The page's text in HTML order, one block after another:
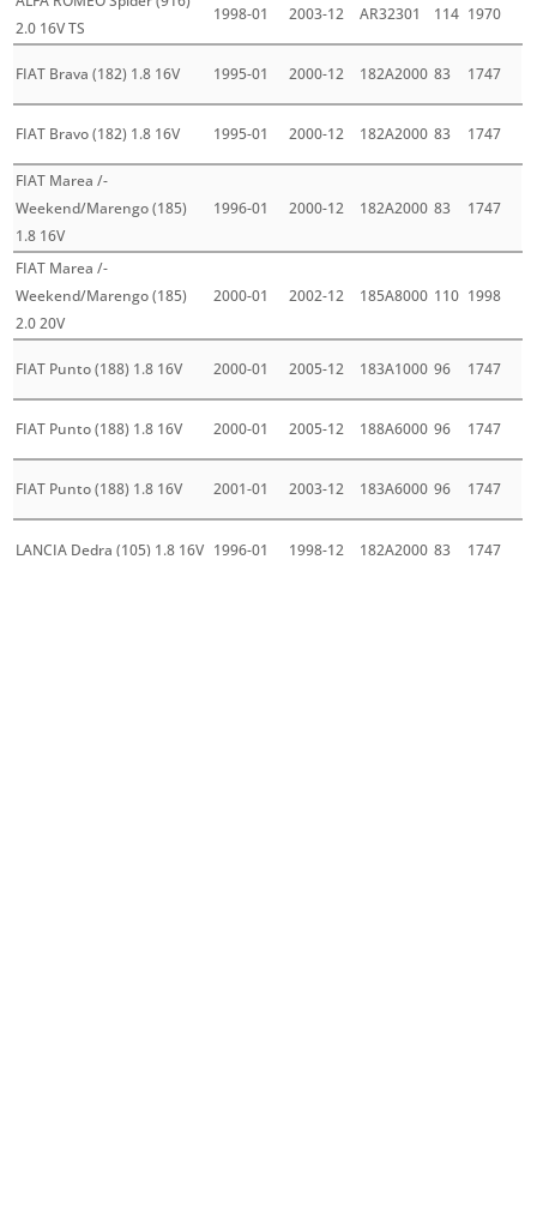
2.0 16V TS
1998-01 2003-12 AR32301 114 1970
FIAT Brava (182) 1.8 16V 1995-01 2000-12 182A2000 83 1747
FIAT Bravo (182) 1.8 16V 1995-01 2000-12 182A2000 83 1747
FIAT Marea /-
Weekend/Marengo (185)
1.8 16V
1996-01 2000-12 182A2000 83 1747
FIAT Marea /-
Weekend/Marengo (185)
2.0 20V
2000-01 2002-12 185A8000 110 1998
FIAT Punto (188) 1.8 16V 2000-01 2005-12 183A1000 96 1747
FIAT Punto (188) 1.8 16V 2000-01 2005-12 188A6000 96 1747
FIAT Punto (188) 1.8 16V 2001-01 2003-12 183A6000 96 1747
LANCIA Dedra (105) 1.8 16V 1996-01 1998-12 182A2000 83 1747